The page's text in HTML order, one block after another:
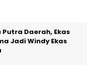
Putra Daerah, Ekas
Jadi Windy Ekas